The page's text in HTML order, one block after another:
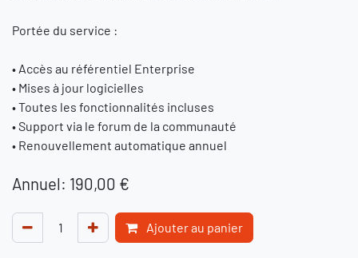
Portée du service :
• Accès au référentiel Enterprise
• Mises à jour logicielles
• Toutes les fonctionnalités incluses
• Support via le forum de la communauté
• Renouvellement automatique annuel
Annuel: 190,00 €
Ajouter au panier